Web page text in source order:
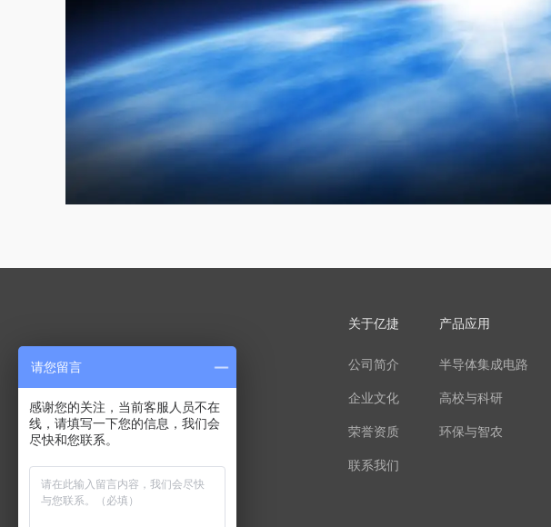
关于亿捷
公司简介
企业文化
荣誉资质
联系我们
产品应用
半导体集成电路
高校与科研
环保与智农
请您留言
感谢您的关注，当前客服人员不在
线，请填写一下您的信息，我们会
尽快和您联系。